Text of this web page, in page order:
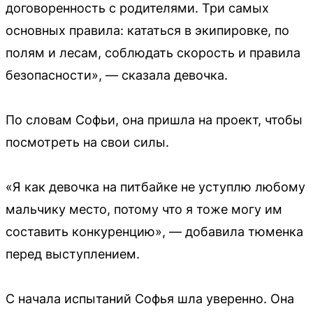
договоренность с родителями. Три самых
основных правила: кататься в экипировке, по
полям и лесам, соблюдать скорость и правила
безопасности», — сказала девочка.
По словам Софьи, она пришла на проект, чтобы
посмотреть на свои силы.
«Я как девочка на питбайке не уступлю любому
мальчику место, потому что я тоже могу им
составить конкуренцию», — добавила тюменка
перед выступлением.
С начала испытаний Софья шла уверенно. Она